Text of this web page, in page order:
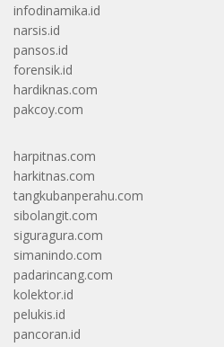
infodinamika.id
narsis.id
pansos.id
forensik.id
hardiknas.com
pakcoy.com
harpitnas.com
harkitnas.com
tangkubanperahu.com
sibolangit.com
siguragura.com
simanindo.com
padarincang.com
kolektor.id
pelukis.id
pancoran.id